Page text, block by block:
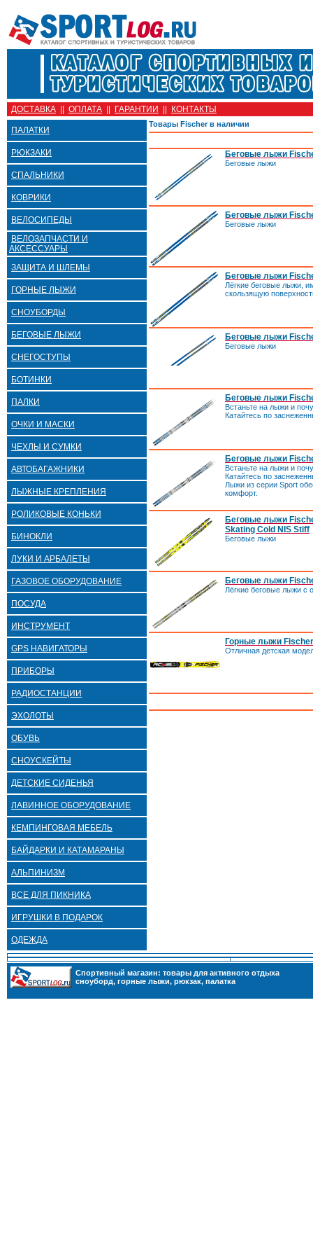
ДОСТАВКА ОПЛАТА ГАРАНТИИ КОНТАКТЫ
ПАЛАТКИ
РЮКЗАКИ
СПАЛЬНИКИ
КОВРИКИ
ВЕЛОСИПЕДЫ
ВЕЛОЗАПЧАСТИ И
АКСЕССУАРЫ
ЗАЩИТА И ШЛЕМЫ
ГОРНЫЕ ЛЫЖИ
СНОУБОРДЫ
БЕГОВЫЕ ЛЫЖИ
СНЕГОСТУПЫ
БОТИНКИ
ПАЛКИ
ОЧКИ И МАСКИ
ЧЕХЛЫ И СУМКИ
АВТОБАГАЖНИКИ
ЛЫЖНЫЕ КРЕПЛЕНИЯ
РОЛИКОВЫЕ КОНЬКИ
БИНОКЛИ
ЛУКИ И АРБАЛЕТЫ
ГАЗОВОЕ ОБОРУДОВАНИЕ
ПОСУДА
ИНСТРУМЕНТ
GPS НАВИГАТОРЫ
ПРИБОРЫ
РАДИОСТАНЦИИ
ЭХОЛОТЫ
ОБУВЬ
СНОУСКЕЙТЫ
ДЕТСКИЕ СИДЕНЬЯ
ЛАВИННОЕ ОБОРУДОВАНИЕ
КЕМПИНГОВАЯ МЕБЕЛЬ
БАЙДАРКИ И КАТАМАРАНЫ
АЛЬПИНИЗМ
ВСЕ ДЛЯ ПИКНИКА
ИГРУШКИ В ПОДАРОК
ОДЕЖДА
Товары Fischer в наличии
Беговые лыжи
Беговые лыжи
Беговые лыжи
Беговые лыжи
Беговые лыжи
Лёгкие беговые лыжи,
скользящую
Беговые лыжи
Беговые лыжи
Беговые лыжи
Встаньте на лыжи и
Катайтесь по
Беговые лыжи
Встаньте на лыжи и
Катайтесь по
Лыжи из серии Sport
комфорт.
Беговые лыжи
Skating Cold NIS Stiff
Беговые лыжи
Беговые лыжи
Лёгкие беговые лыжи с
Горные лыжи
Отличная детская
Cпортивный магазин: товары для активного отдыха
сноуборд, горные лыжи, рюкзак, палатка